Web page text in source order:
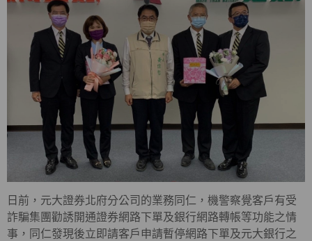
日前，元大證券北府分公司的業務同仁，機警察覺客戶有受
詐騙集團勸誘開通證券網路下單及銀行網路轉帳等功能之情
事，同仁發現後立即請客戶申請暫停網路下單及元大銀行之